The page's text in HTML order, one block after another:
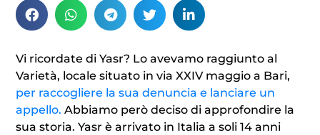
Vi ricordate di Yasr? Lo avevamo raggiunto al
Varietà, locale situato in via XXIV maggio a Bari,
per raccogliere la sua denuncia e lanciare un
appello.Abbiamo però deciso di approfondire la
sua storia. Yasr è arrivato in Italia a soli 14 anni